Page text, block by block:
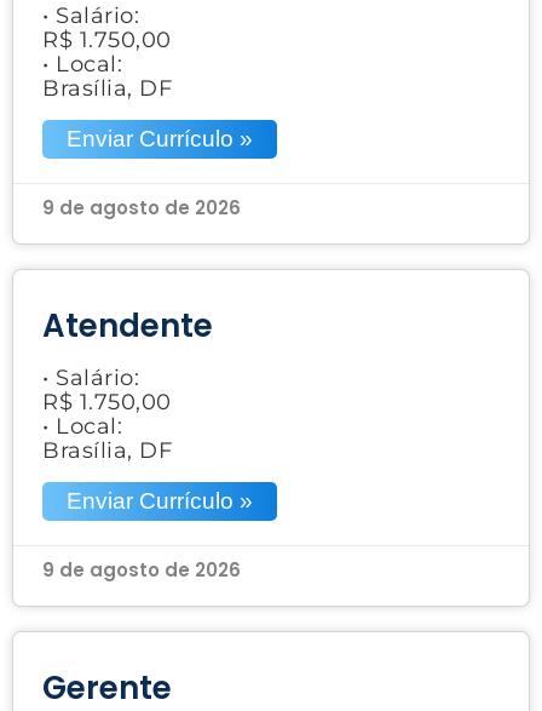
• Salário:
R$ 1.750,00
• Local:
Brasília, DF
Enviar Currículo »
9 de agosto de 2026
Atendente
• Salário:
R$ 1.750,00
• Local:
Brasília, DF
Enviar Currículo »
9 de agosto de 2026
Gerente